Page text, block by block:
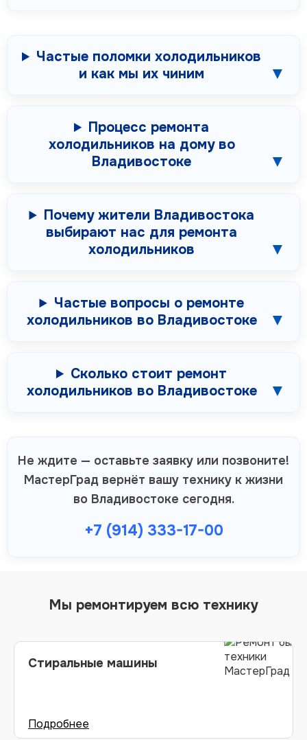
Частые поломки холодильников
и как мы их чиним
Процесс ремонта
холодильников на дому во
Владивостоке
Почему жители Владивостока
выбирают нас для ремонта
холодильников
Частые вопросы о ремонте
холодильников во Владивостоке
Сколько стоит ремонт
холодильников во Владивостоке
Не ждите — оставьте заявку или позвоните!
МастерГрад вернёт вашу технику к жизни
во Владивостоке сегодня.
+7 (914) 333-17-00
Мы ремонтируем всю технику
Стиральные машины